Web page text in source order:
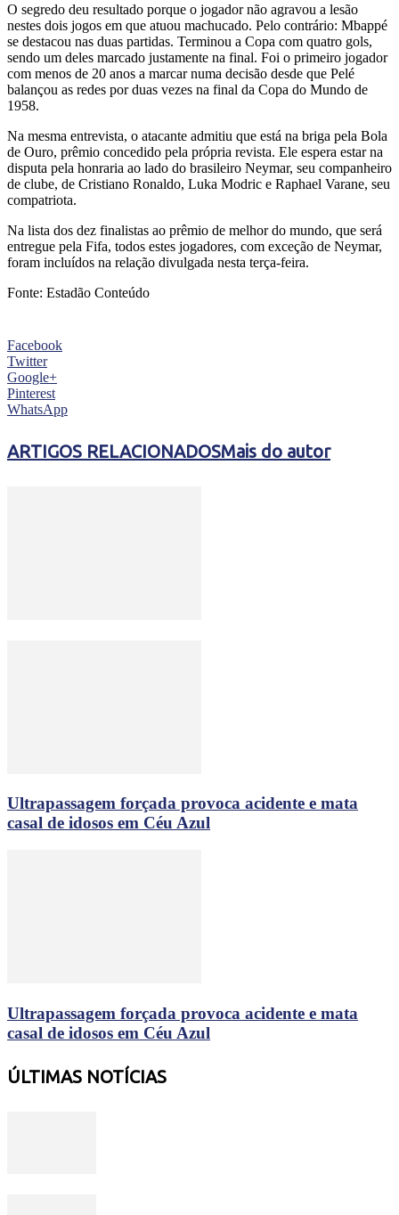
O segredo deu resultado porque o jogador não agravou a lesão
nestes dois jogos em que atuou machucado. Pelo contrário: Mbappé
se destacou nas duas partidas. Terminou a Copa com quatro gols,
sendo um deles marcado justamente na final. Foi o primeiro jogador
com menos de 20 anos a marcar numa decisão desde que Pelé
balançou as redes por duas vezes na final da Copa do Mundo de
1958.
Na mesma entrevista, o atacante admitiu que está na briga pela Bola
de Ouro, prêmio concedido pela própria revista. Ele espera estar na
disputa pela honraria ao lado do brasileiro Neymar, seu companheiro
de clube, de Cristiano Ronaldo, Luka Modric e Raphael Varane, seu
compatriota.
Na lista dos dez finalistas ao prêmio de melhor do mundo, que será
entregue pela Fifa, todos estes jogadores, com exceção de Neymar,
foram incluídos na relação divulgada nesta terça-feira.
Fonte: Estadão Conteúdo
Facebook
Twitter
Google+
Pinterest
WhatsApp
ARTIGOS RELACIONADOSMais do autor
Ultrapassagem forçada provoca acidente e mata
casal de idosos em Céu Azul
Ultrapassagem forçada provoca acidente e mata
casal de idosos em Céu Azul
ÚLTIMAS NOTÍCIAS